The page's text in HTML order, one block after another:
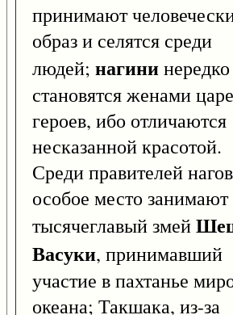
принимают
образ и селятся среди
людей; нагининередко
становятся женами
героев, ибо отличаются
несказанной красотой.
Среди правителей нагов
особое место занимают
тысячеглавый змей
Васуки, принимавший
участие в пахтанье
океана; Такшака, из-за